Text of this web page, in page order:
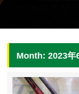
Month: 2023年